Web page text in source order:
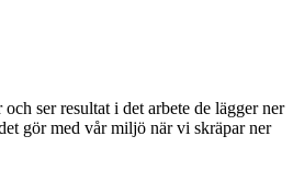
ser resultat i det arbete de lägger ner
gör med vår miljö när vi skräpar ner